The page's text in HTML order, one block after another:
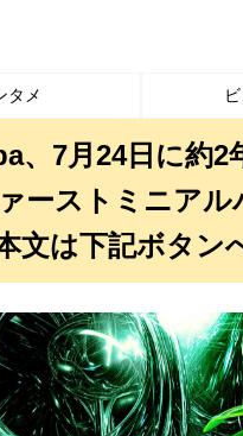
タメ
、7月24日に約
ーストミニア
文は下記ボタン